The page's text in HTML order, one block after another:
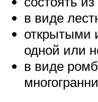
в виде
открытыми
одной или
в виде